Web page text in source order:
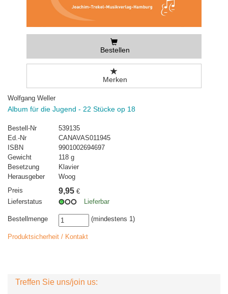
Bestellen
Merken
Wolfgang Weller
Album für die Jugend - 22 Stücke op 18
Bestell-Nr
539135
Ed.-Nr
CANAVAS011945
ISBN
9901002694697
Gewicht
118 g
Besetzung
Klavier
Herausgeber
Woog
Preis
9,95 €
Lieferstatus
Lieferbar
Bestellmenge (mindestens 1)
Produktsicherheit / Kontakt
Treffen Sie uns/join us: